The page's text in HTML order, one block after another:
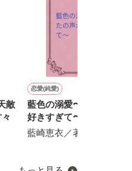
敵
恋愛(純愛)
藍色の溺愛〜あなたの声が
好きすぎて〜
藍崎恵衣／著